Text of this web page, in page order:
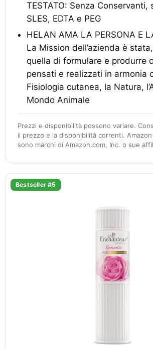
TESTATO: Senza Conservanti,
SLES, EDTA e PEG
HELAN AMA LA PERSONA E
La Mission dell’azienda è
quella di formulare e produrre
pensati e realizzati in armonia
Fisiologia cutanea, la Natura,
Mondo Animale
Prezzi e disponibilità possono variare.
il prezzo e la disponibilità correnti.
sono marchi di Amazon.com, Inc. o sue
Bestseller #5